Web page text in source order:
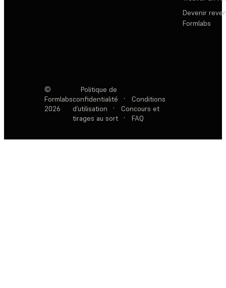
Devenir
Formlabs
©
Formlabs
2026
Politique de
confidentialité
·
Conditions
d’utilisation
·
Concours et
tirages au sort
· FAQ